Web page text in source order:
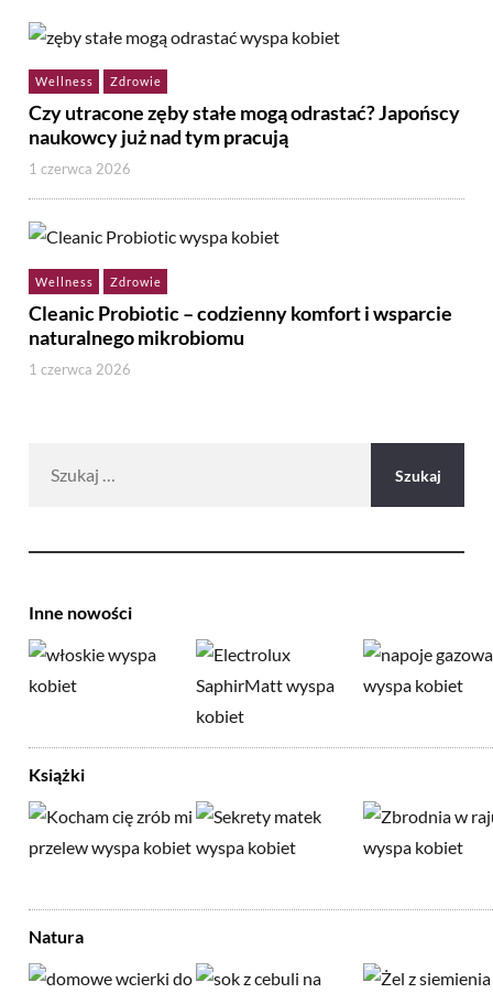
Wellness Zdrowie
Czy utracone zęby stałe mogą odrastać? Japońscy
naukowcy już nad tym pracują
1 czerwca 2026
Wellness Zdrowie
Cleanic Probiotic – codzienny komfort i wsparcie
naturalnego mikrobiomu
1 czerwca 2026
Inne nowości
Książki
Natura